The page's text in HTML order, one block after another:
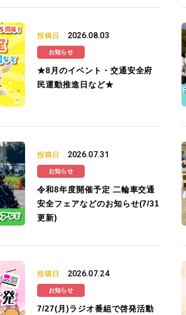
投稿日 2026.08.03
お知らせ
★8月のイベント・交通安全府
民運動推進日など★
投稿日 2026.07.31
お知らせ
令和8年度開催予定 二輪車交通
安全フェアなどのお知らせ(7/31
更新)
投稿日 2026.07.24
お知らせ
7/27(月)ラジオ番組で啓発活動